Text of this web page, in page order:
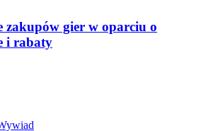
zakupów gier w oparciu o
i rabaty